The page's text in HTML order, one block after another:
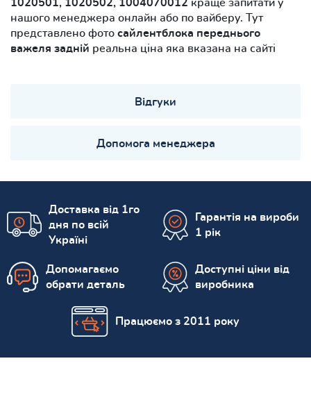
1020501, 1020502, 1004070012 краще запитати у
нашого менеджера онлайн або по вайберу. Тут
представлено фото сайлентблока переднього
важеля задній реальна ціна яка вказана на сайті
Відгуки
Допомога менеджера
Доставка від 1го
дня по всій
Україні
Гарантія на вироби
1 рік
Допомагаємо
обрати деталь
Доступні ціни від
виробника
Працюємо з 2011 року